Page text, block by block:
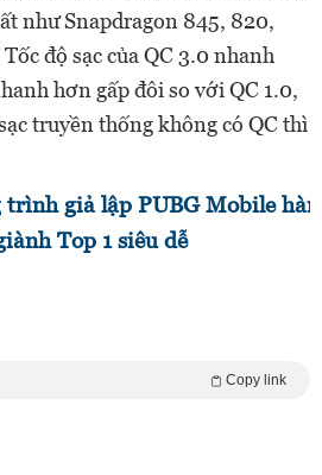
như Snapdragon 845, 820,
độ sạc của QC 3.0 nhanh
hơn gấp đôi so với QC 1.0,
truyền thống không có QC thì
giả lập PUBG Mobile
Top 1 siêu dễ
Copy link